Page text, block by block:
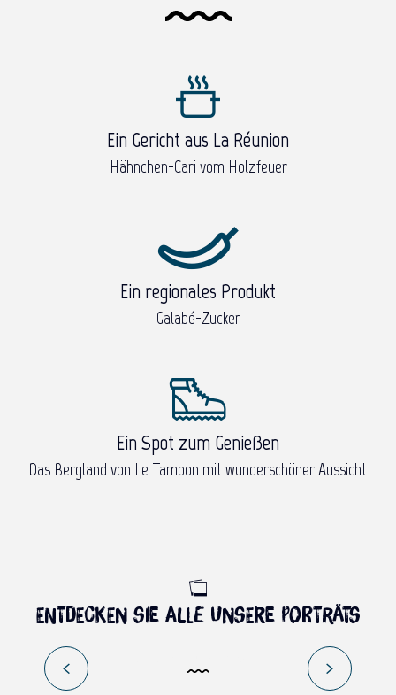
Ein Gericht aus La Réunion
Hähnchen-Cari vom Holzfeuer
Ein regionales Produkt
Galabé-Zucker
Ein Spot zum Genießen
Das Bergland von Le Tampon mit wunderschöner Aussicht
Entdecken Sie alle unsere Porträts
SCHLIESSEN SIE BEKANNTSCHAFT